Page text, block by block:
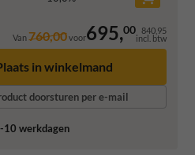
Van760,00voor695,00 840,95
incl. btw
in winkelmand
doorsturen per e-mail
10 werkdagen